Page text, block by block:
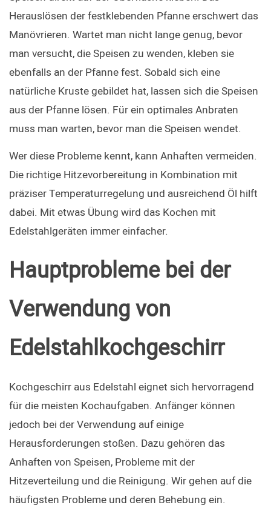
Herauslösen der festklebenden Pfanne erschwert das
Manövrieren. Wartet man nicht lange genug, bevor
man versucht, die Speisen zu wenden, kleben sie
ebenfalls an der Pfanne fest. Sobald sich eine
natürliche Kruste gebildet hat, lassen sich die Speisen
aus der Pfanne lösen. Für ein optimales Anbraten
muss man warten, bevor man die Speisen wendet.
Wer diese Probleme kennt, kann Anhaften vermeiden.
Die richtige Hitzevorbereitung in Kombination mit
präziser Temperaturregelung und ausreichend Öl hilft
dabei. Mit etwas Übung wird das Kochen mit
Edelstahlgeräten immer einfacher.
Hauptprobleme bei der
Verwendung von
Edelstahlkochgeschirr
Kochgeschirr aus Edelstahl eignet sich hervorragend
für die meisten Kochaufgaben. Anfänger können
jedoch bei der Verwendung auf einige
Herausforderungen stoßen. Dazu gehören das
Anhaften von Speisen, Probleme mit der
Hitzeverteilung und die Reinigung. Wir gehen auf die
häufigsten Probleme und deren Behebung ein.